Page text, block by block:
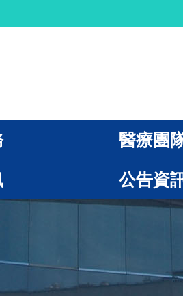
醫療團
公告資